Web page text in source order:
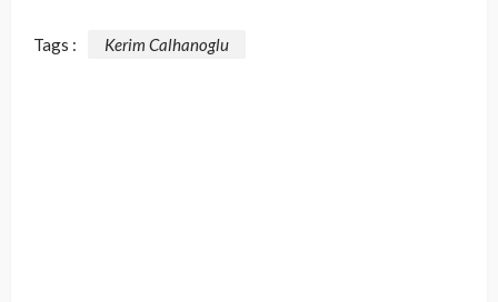
Tags : Kerim Calhanoglu